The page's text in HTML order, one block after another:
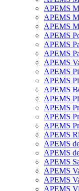
APEMS
APEMS
APEMS
APEMS
APEMS
APEMS
APEMS
APEMS
APEMS
APEMS
APEMS
APEMS
APEMS
APEMS
APEMS
APEMS
APEMS
APEMS
APEMS
APEMS
APEMS